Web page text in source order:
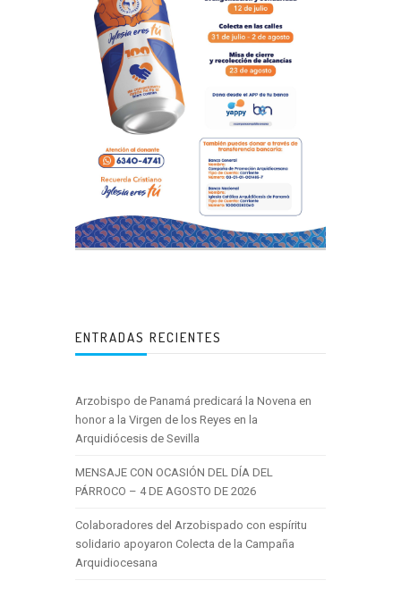
ENTRADAS RECIENTES
Arzobispo de Panamá predicará la Novena en
honor a la Virgen de los Reyes en la
Arquidiócesis de Sevilla
MENSAJE CON OCASIÓN DEL DÍA DEL
PÁRROCO – 4 DE AGOSTO DE 2026
Colaboradores del Arzobispado con espíritu
solidario apoyaron Colecta de la Campaña
Arquidiocesana